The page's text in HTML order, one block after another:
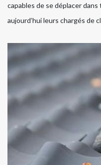
capables de se déplacer
aujourd’hui leurs chargés de